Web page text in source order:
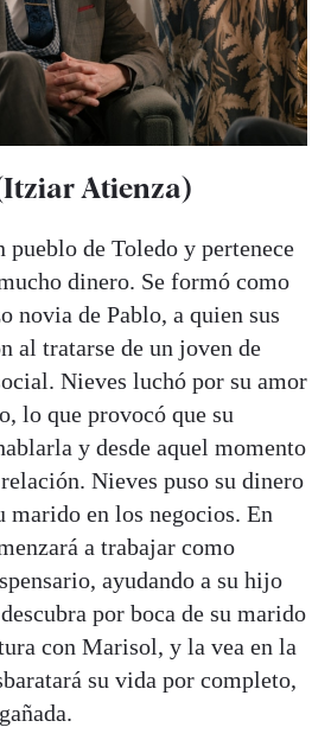
Atienza)
pueblo de Toledo y pertenece
dinero. Se formó como
novia de Pablo, a quien sus
al tratarse de un joven de
Nieves luchó por su amor
lo que provocó que su
y desde aquel momento
Nieves puso su dinero
marido en los negocios. En
a trabajar como
ayudando a su hijo
por boca de su marido
con Marisol, y la vea en la
su vida por completo,